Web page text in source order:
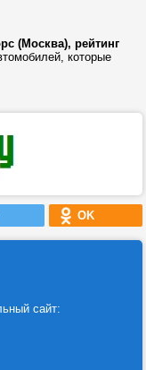
(Москва), рейтинг
которые
OK
сайт: